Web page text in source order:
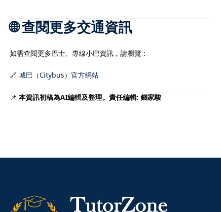
🌐 查閱更多交通資訊
如需查閱更多巴士、專線小巴資訊，請瀏覽：
🔗 城巴（Citybus）官方網站
📌 本資訊初稿為AI編輯及整理。責任編輯: 錢家駿